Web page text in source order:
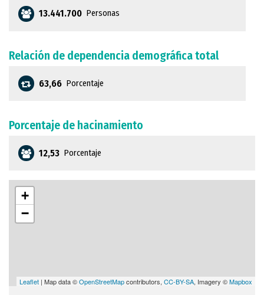
13.441.700 Personas
Relación de dependencia demográfica total
63,66 Porcentaje
Porcentaje de hacinamiento
12,53 Porcentaje
+
−
Leaflet | Map data ©OpenStreetMapcontributors, CC-BY-SA, Imagery ©Mapbox